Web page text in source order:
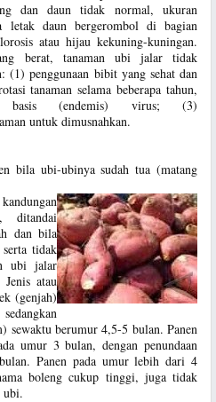
dan daun tidak normal, ukuran
letak daun bergerombol di bagian
atau hijau kekuning-kuningan.
berat, tanaman ubi jalar tidak
(1) penggunaan bibit yang sehat dan
tanaman selama beberapa tahun,
(endemis) virus; (3)
untuk dimusnahkan.
bila ubi-ubinya sudah tua (matang
ditandai
dan bila
tidak
ubi jalar
atau
(genjah)
sewaktu berumur 4,5-5 bulan. Panen
umur 3 bulan, dengan penundaan
Panen pada umur lebih dari 4
boleng cukup tinggi, juga tidak
ubi.